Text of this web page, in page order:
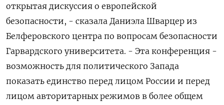
открытая дискуссия о европейской
безопасности, - сказала Даниэла Шварцер из
Белферовского центра по вопросам безопасности
Гарвардского университета. - Эта конференция -
возможность для политического Запада
показать единство перед лицом России и перед
лицом авторитарных режимов в более общем